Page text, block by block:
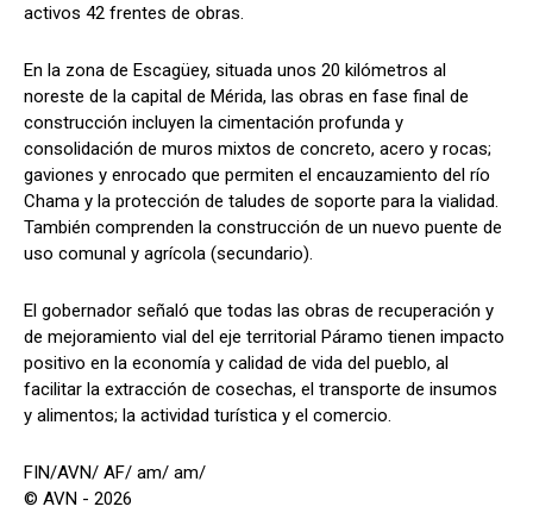
activos 42 frentes de obras.
En la zona de Escagüey, situada unos 20 kilómetros al
noreste de la capital de Mérida, las obras en fase final de
construcción incluyen la cimentación profunda y
consolidación de muros mixtos de concreto, acero y rocas;
gaviones y enrocado que permiten el encauzamiento del río
Chama y la protección de taludes de soporte para la vialidad.
También comprenden la construcción de un nuevo puente de
uso comunal y agrícola (secundario).
El gobernador señaló que todas las obras de recuperación y
de mejoramiento vial del eje territorial Páramo tienen impacto
positivo en la economía y calidad de vida del pueblo, al
facilitar la extracción de cosechas, el transporte de insumos
y alimentos; la actividad turística y el comercio.
FIN/AVN/ AF/ am/ am/
© AVN - 2026